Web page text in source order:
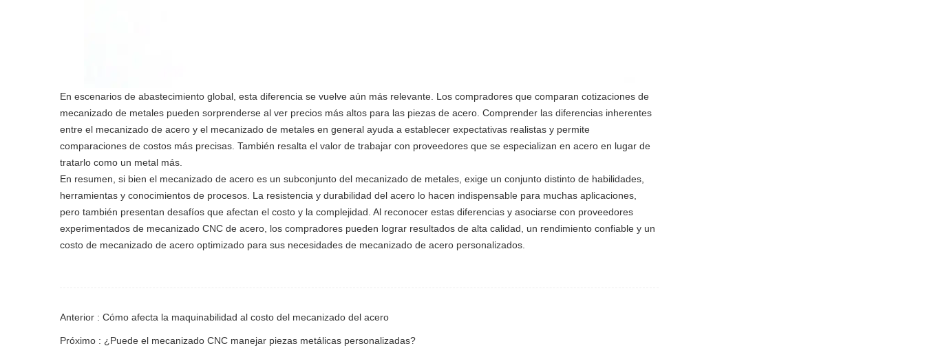
En escenarios de abastecimiento global, esta diferencia se vuelve aún más relevante. Los compradores que comparan cotizaciones de
mecanizado de metales pueden sorprenderse al ver precios más altos para las piezas de acero. Comprender las diferencias inherentes
entre el mecanizado de acero y el mecanizado de metales en general ayuda a establecer expectativas realistas y permite
comparaciones de costos más precisas. También resalta el valor de trabajar con proveedores que se especializan en acero en lugar de
tratarlo como un metal más.
En resumen, si bien el mecanizado de acero es un subconjunto del mecanizado de metales, exige un conjunto distinto de habilidades,
herramientas y conocimientos de procesos. La resistencia y durabilidad del acero lo hacen indispensable para muchas aplicaciones,
pero también presentan desafíos que afectan el costo y la complejidad. Al reconocer estas diferencias y asociarse con proveedores
experimentados de mecanizado CNC de acero, los compradores pueden lograr resultados de alta calidad, un rendimiento confiable y un
costo de mecanizado de acero optimizado para sus necesidades de mecanizado de acero personalizados.
Anterior : Cómo afecta la maquinabilidad al costo del mecanizado del acero
Próximo : ¿Puede el mecanizado CNC manejar piezas metálicas personalizadas?